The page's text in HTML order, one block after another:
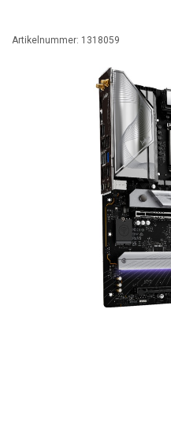
Artikelnummer: 1318059